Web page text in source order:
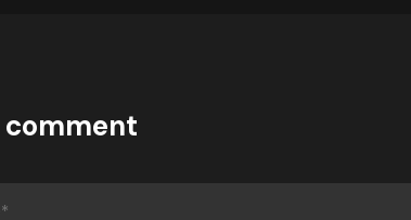
comment